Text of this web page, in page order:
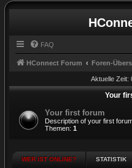
FAQ
HConnect Forum Foren-
Aktuelle Zeit:
Your
Your first forum
Description of your first
Themen: 1
WER IST ONLINE? STATISTIK